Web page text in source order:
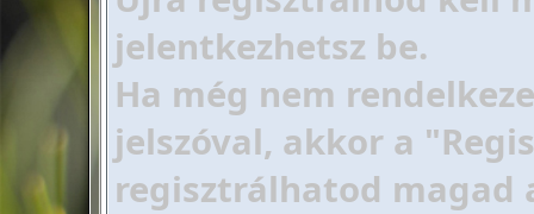
jelentkezhetsz be.
Ha még nem
jelszóval, akkor a
regisztrálhatod magad